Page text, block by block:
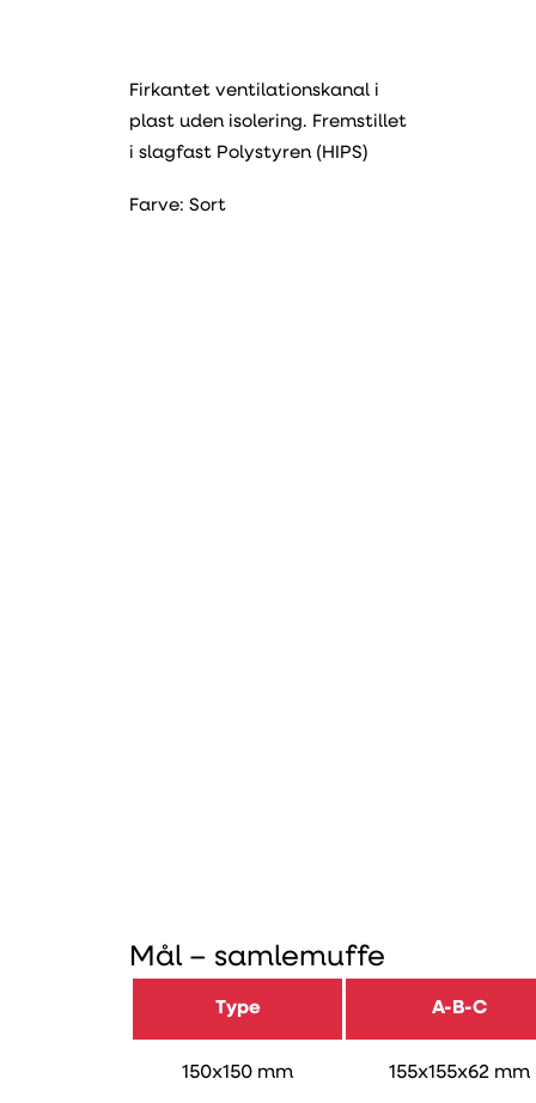
Firkantet ventilationskanal i
plast uden isolering. Fremstillet
i slagfast Polystyren (HIPS)
Farve: Sort
Mål – samlemuffe
Type A-B-C
150x150 mm 155x155x62 mm